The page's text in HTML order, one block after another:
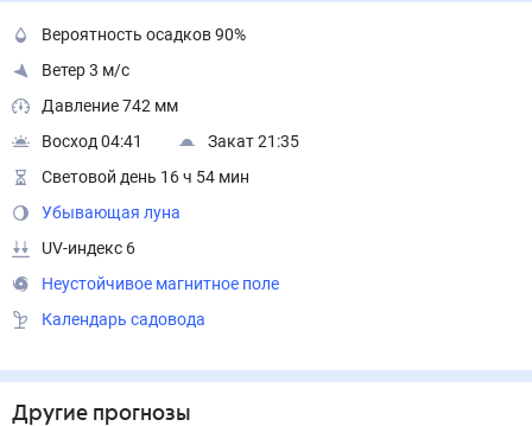
Вероятность осадков 90%
Ветер 3 м/с
Давление 742 мм
Восход 04:41
Закат 21:35
Световой день 16 ч 54 мин
Убывающая луна
UV-индекс 6
Неустойчивое магнитное поле
Календарь садовода
Другие прогнозы